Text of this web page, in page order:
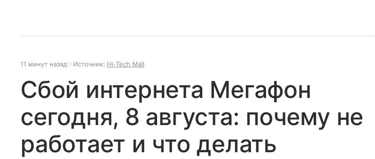
11 минут назад Источник: Hi-Tech Mail
Сбой интернета Мегафон
сегодня, 8 августа: почему не
работает и что делать